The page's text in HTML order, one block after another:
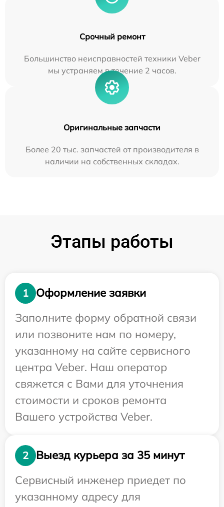
Срочный ремонт
Большинство неисправностей техники Veber
мы устраняем в течение 2 часов.
Оригинальные запчасти
Более 20 тыс. запчастей от производителя в
наличии на собственных складах.
Этапы работы
1
Оформление заявки
Заполните форму обратной связи
или позвоните нам по номеру,
указанному на сайте сервисного
центра Veber. Наш оператор
свяжется с Вами для уточнения
стоимости и сроков ремонта
Вашего устройства Veber.
2
Выезд курьера за 35 минут
Сервисный инженер приедет по
указанному адресу для